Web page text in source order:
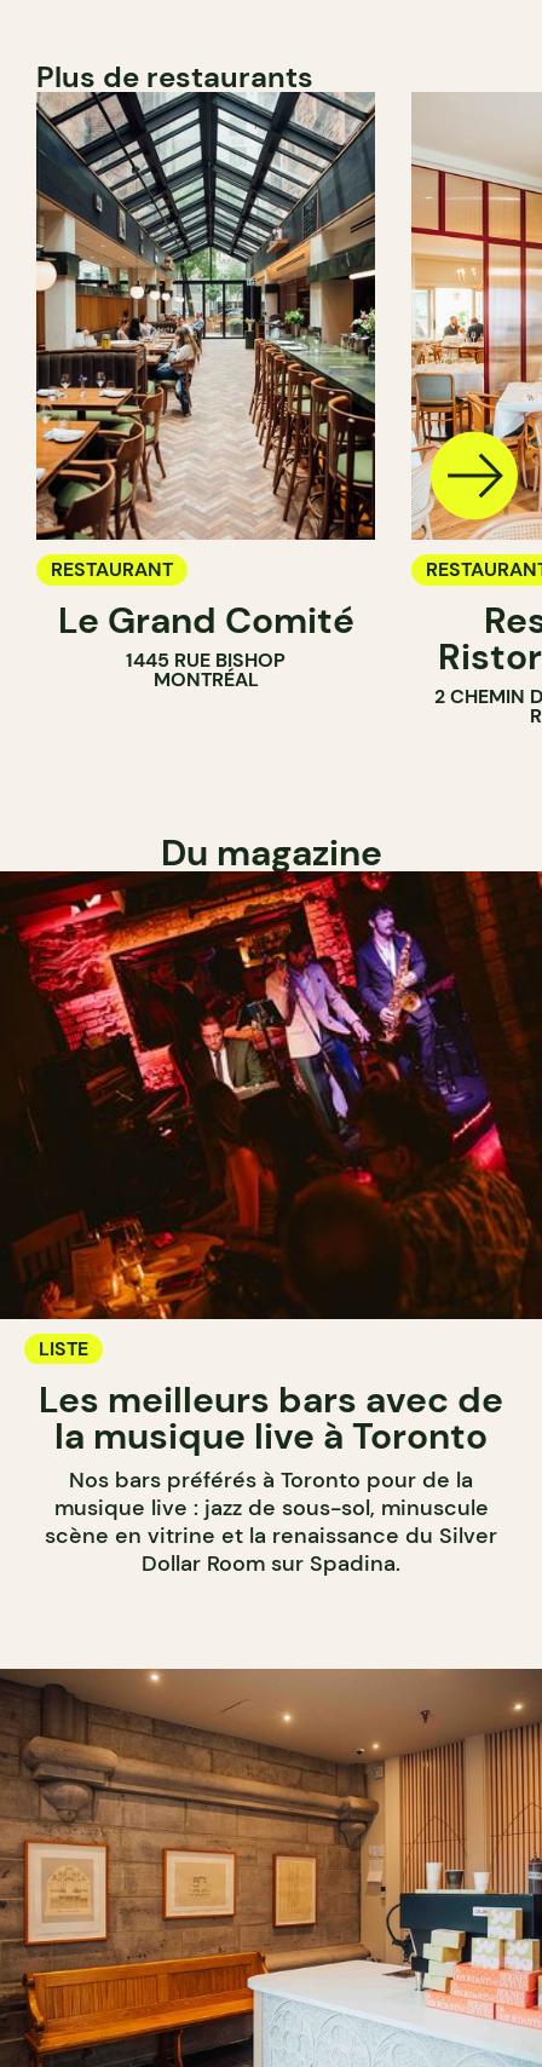
Plus de restaurants
RESTAURANT
Le Grand Comité
1445 RUE BISHOP
MONTRÉAL
2 CHEMIN
Du magazine
LISTE
Les meilleurs bars avec de
la musique live à Toronto
Nos bars préférés à Toronto pour de la
musique live : jazz de sous-sol, minuscule
scène en vitrine et la renaissance du Silver
Dollar Room sur Spadina.